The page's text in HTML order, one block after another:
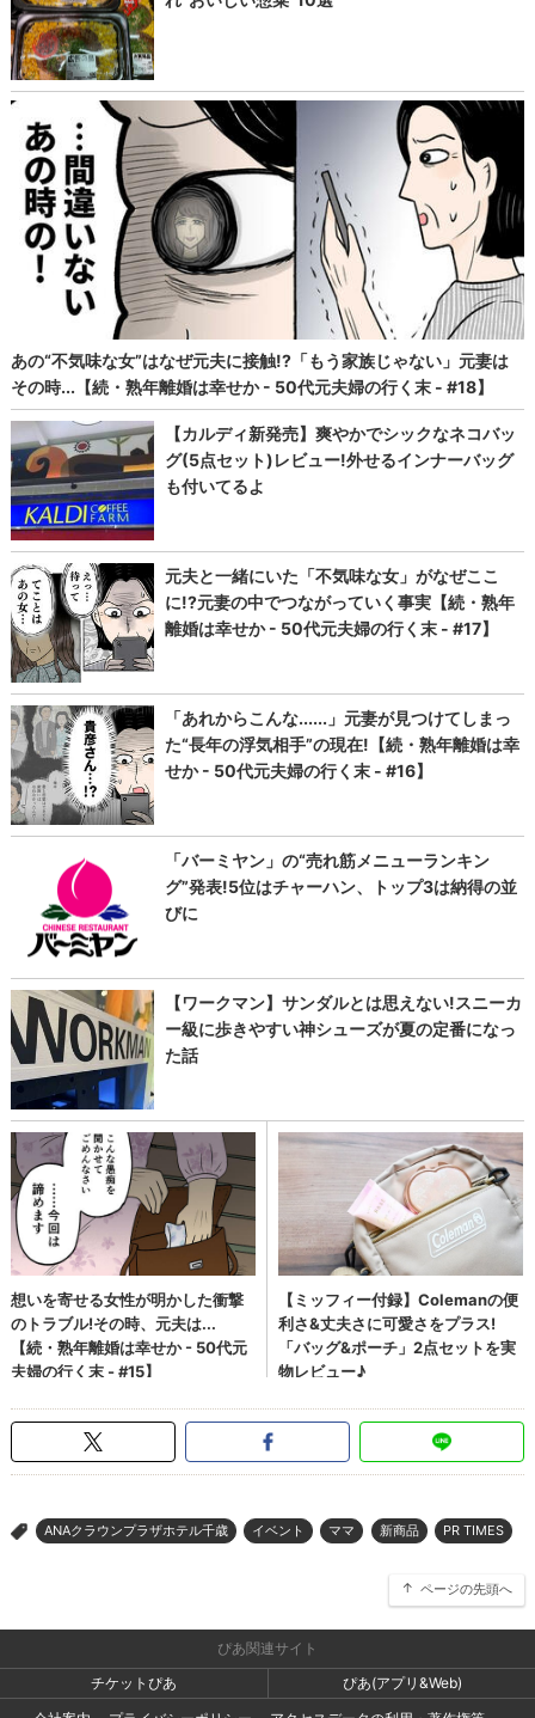
> ANAクラウンプラザホテル千歳 イベント ママ 新商品 PR TIMES
ページの先頭へ
ぴあ関連サイト
チケットぴあ
ぴあ(アプリ&Web)